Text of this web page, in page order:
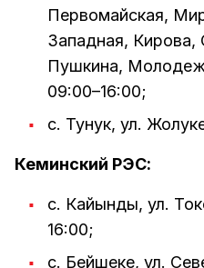
Первомайская,
Западная,
Пушкина,
09:00–16:00;
с. Тунук, ул.
Кеминский РЭС:
с. Кайынды, ул.
16:00;
с. Бейшеке, ул.